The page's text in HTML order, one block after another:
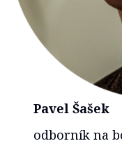
Pavel Šašek
odborník na